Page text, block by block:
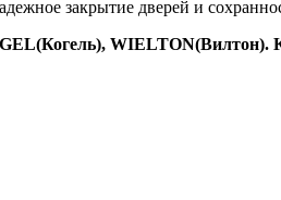
закрытие дверей и
WIELTON(Вилтон).